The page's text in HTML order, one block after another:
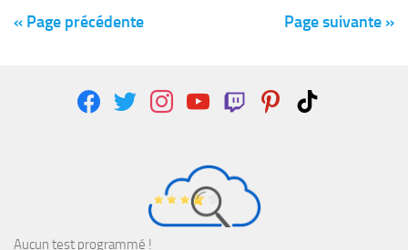
« Page précédente Page suivante »
facebooktwitter instagramyoutubetwitch pinteresttiktok
Aucun test programmé !